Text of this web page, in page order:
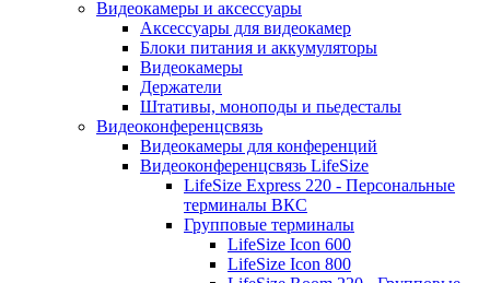
Видеокамеры и аксессуары
Аксессуары для видеокамер
Блоки питания и аккумуляторы
Видеокамеры
Держатели
Штативы, моноподы и пьедесталы
Видеоконференцсвязь
Видеокамеры для конференций
Видеоконференцсвязь LifeSize
LifeSize Express 220 - Персональные
терминалы ВКС
Групповые терминалы
LifeSize Icon 600
LifeSize Icon 800